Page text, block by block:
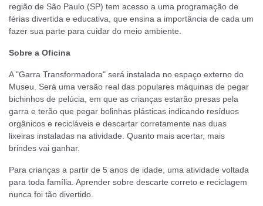
região de São Paulo (SP) tem acesso a uma programação de
férias divertida e educativa, que ensina a importância de cada um
fazer sua parte para cuidar do meio ambiente.
Sobre a Oficina
A "Garra Transformadora" será instalada no espaço externo do
Museu. Será uma versão real das populares máquinas de pegar
bichinhos de pelúcia, em que as crianças estarão presas pela
garra e terão que pegar bolinhas plásticas indicando resíduos
orgânicos e recicláveis e descartar corretamente nas duas
lixeiras instaladas na atividade. Quanto mais acertar, mais
brindes vai ganhar.
Para crianças a partir de 5 anos de idade, uma atividade voltada
para toda família. Aprender sobre descarte correto e reciclagem
nunca foi tão divertido.